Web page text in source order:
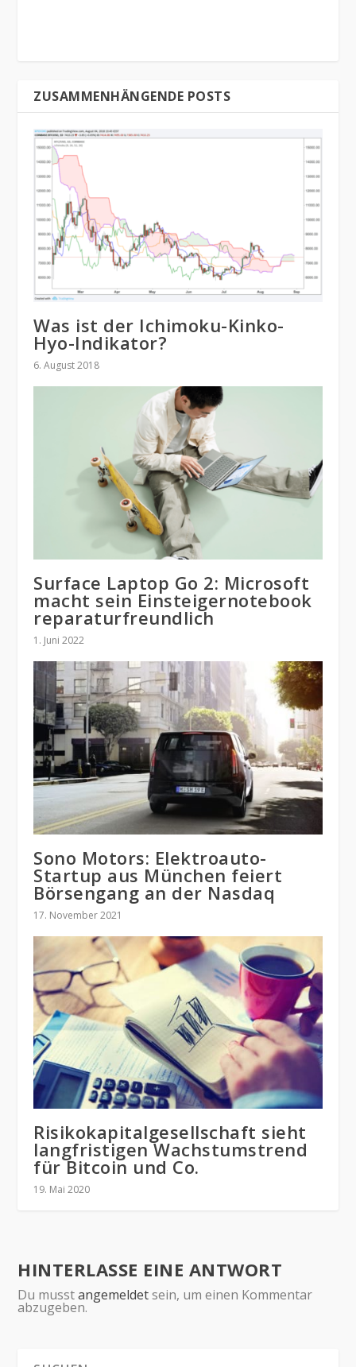
ZUSAMMENHÄNGENDE POSTS
Was ist der Ichimoku-Kinko-
Hyo-Indikator?
6. August 2018
Surface Laptop Go 2: Microsoft
macht sein Einsteigernotebook
reparaturfreundlich
1. Juni 2022
Sono Motors: Elektroauto-
Startup aus München feiert
Börsengang an der Nasdaq
17. November 2021
Risikokapitalgesellschaft sieht
langfristigen Wachstumstrend
für Bitcoin und Co.
19. Mai 2020
HINTERLASSE EINE ANTWORT
Du musstangemeldetsein, um einen Kommentar
abzugeben.